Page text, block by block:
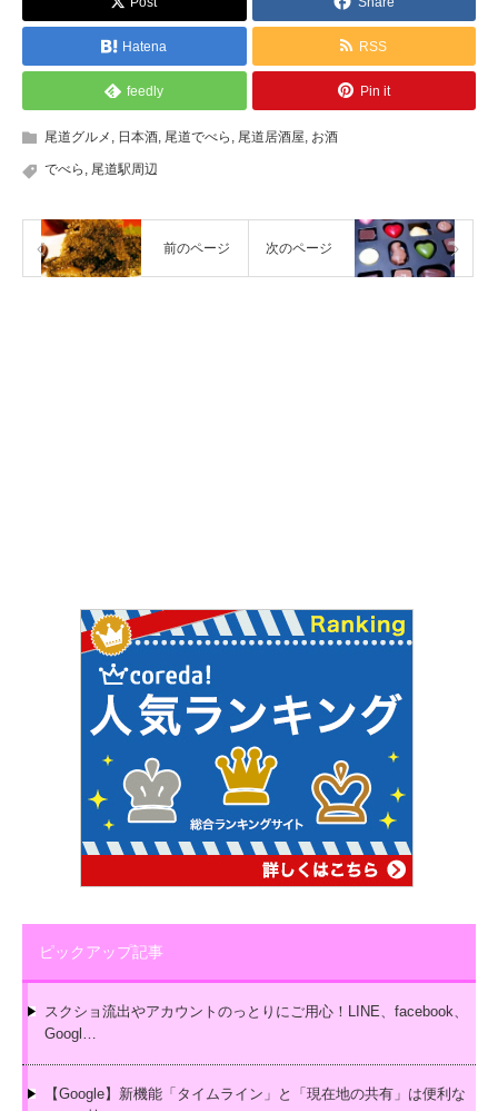
Hatena RSS
feedly Pin it
尾道グルメ , 日本酒, 尾道でべら , 尾道居酒屋, お酒
でべら , 尾道駅周辺
前のページ 次のページ
ピックアップ記事
スクショ流出やアカウントのっとりにご用心！LINE、facebook、
Googl…
【Google】新機能「タイムライン」と「現在地の共有」は便利な